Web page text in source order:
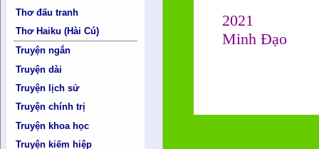
Thơ đấu tranh
Thơ Haiku (Hài Cú)
Truyện ngắn
Truyện dài
Truyện lịch sử
Truyện chính trị
Truyện khoa học
Truyện kiếm hiệp
2021
Minh Đạo